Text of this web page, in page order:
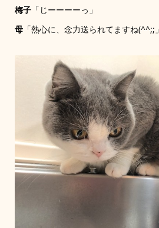
梅子「じーーーーっ」
母「熱心に、念力送られてますね(^^;;」